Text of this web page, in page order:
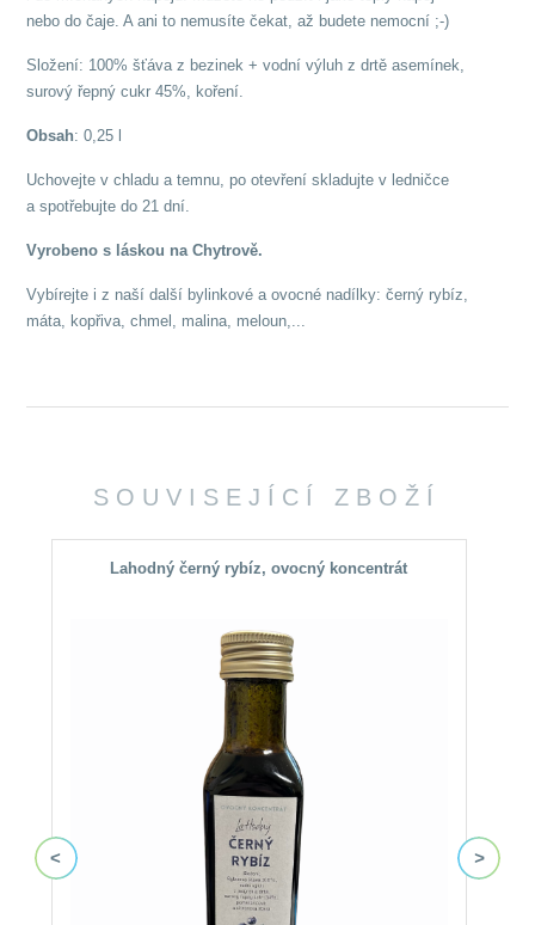
nebo do čaje. A ani to nemusíte čekat, až budete nemocní ;-)
Složení: 100% šťáva z bezinek + vodní výluh z drtě asemínek,
surový řepný cukr 45%, koření.
Obsah: 0,25 l
Uchovejte v chladu a temnu, po otevření skladujte v ledničce
a spotřebujte do 21 dní.
Vyrobeno s láskou na Chytrově.
Vybírejte i z naší další bylinkové a ovocné nadílky: černý rybíz,
máta, kopřiva, chmel, malina, meloun,...
SOUVISEJÍCÍ ZBOŽÍ
Lahodný černý rybíz, ovocný koncentrát